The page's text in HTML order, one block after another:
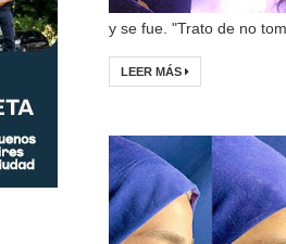
y se fue. "Trato de no
LEER MÁS